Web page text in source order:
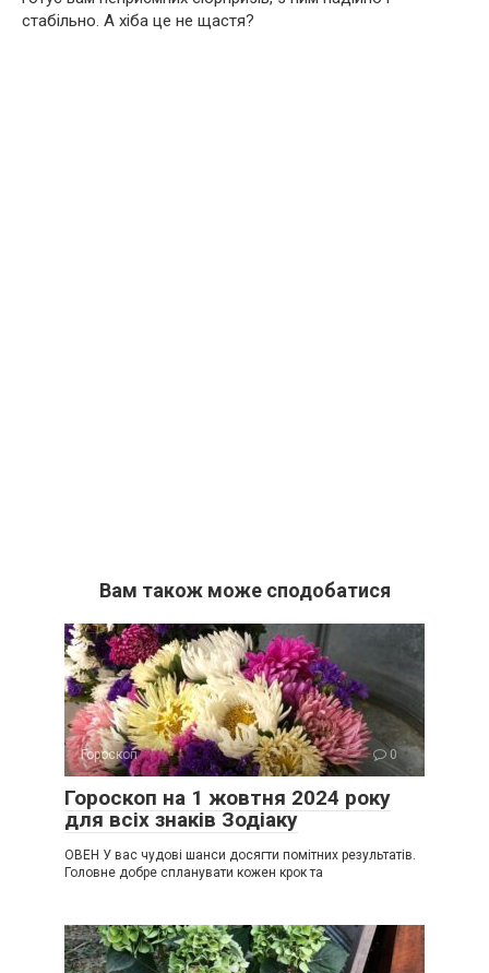
стабільно. А хіба це не щастя?
Вам також може сподобатися
Гороскоп 0
Гороскоп на 1 жовтня 2024 року
для всіх знаків Зодіаку
ОВЕН У вас чудові шанси досягти помітних результатів.
Головне добре спланувати кожен крок та